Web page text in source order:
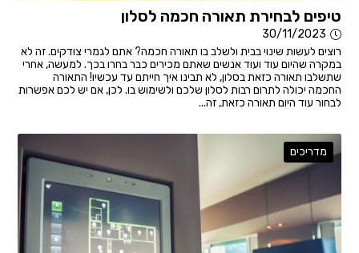
טיפים לבחירת תאורה חכמה לסלון
30/11/2023
רוצים לעשות שינוי בבית ולשלב בו תאורה חכמה? אתם לגמרי צודקים. זה לא
במקרה שהיום עוד ועוד אנשים שאתם מכירים כבר בחרו בכך. למעשה, אחרי
שתשלבו תאורה כזאת בסלון, לא תבינו איך חייתם עד עכשיו! התאורה
החכמה יכולה לתרום רבות לסלון שלכם ולשימוש בו. לכן, אם יש לכם אפשרות
לבחור עוד היום תאורה כזאת, זה...
מדריכים